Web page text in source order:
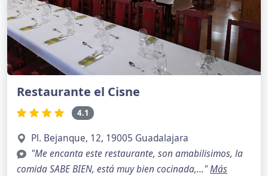
Restaurante el Cisne
4.1
Pl. Bejanque, 12, 19005 Guadalajara
"Me encanta este restaurante, son amabilisimos, la
comida SABE BIEN, está muy bien cocinada,..."Más